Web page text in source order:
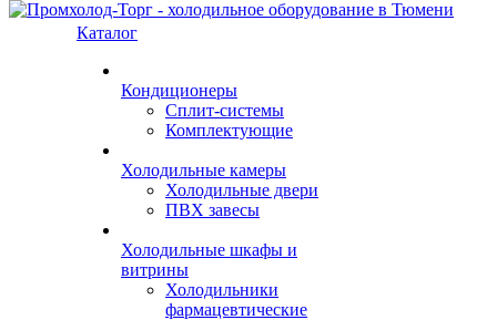
Каталог
Кондиционеры
Сплит-системы
Комплектующие
Холодильные камеры
Холодильные двери
ПВХ завесы
Холодильные шкафы и
витрины
Холодильники
фармацевтические